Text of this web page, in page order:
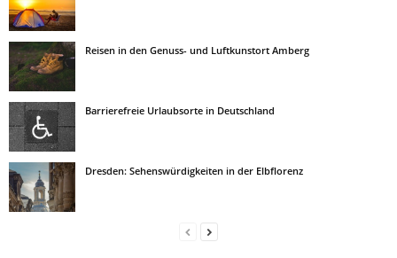
Reisen in den Genuss- und Luftkunstort Amberg
Barrierefreie Urlaubsorte in Deutschland
Dresden: Sehenswürdigkeiten in der Elbflorenz